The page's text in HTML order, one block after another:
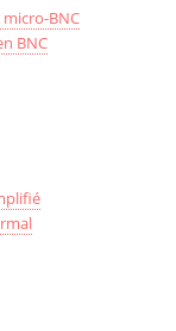
BNC
BNC